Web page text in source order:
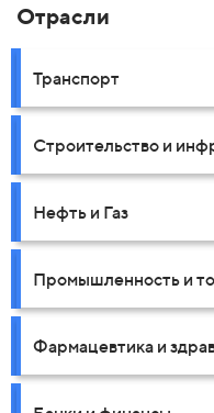
Отрасли
Транспорт
Строительство и
Нефть и Газ
Промышленность и
Фармацевтика и